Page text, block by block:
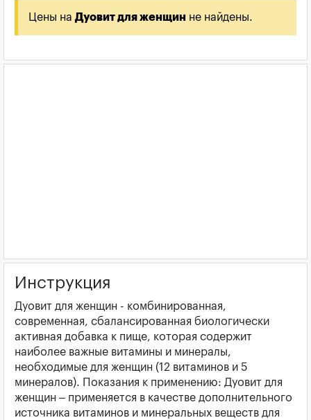
Цены наДуовит для женщин не найдены.
Инструкция
Дуовит для женщин - комбинированная,
современная, сбалансированная биологически
активная добавка к пище, которая содержит
наиболее важные витамины и минералы,
необходимые для женщин (12 витаминов и 5
минералов). Показания к применению: Дуовит для
женщин – применяется в качестве дополнительного
источника витаминов и минеральных веществ для